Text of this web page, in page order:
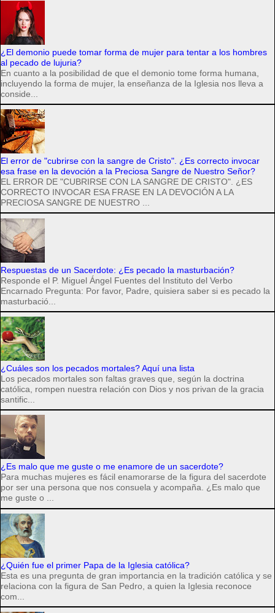
¿El demonio puede tomar forma de mujer para tentar a los hombres
al pecado de lujuria?
En cuanto a la posibilidad de que el demonio tome forma humana,
incluyendo la forma de mujer, la enseñanza de la Iglesia nos lleva a
conside...
El error de "cubrirse con la sangre de Cristo". ¿Es correcto invocar
esa frase en la devoción a la Preciosa Sangre de Nuestro Señor?
EL ERROR DE "CUBRIRSE CON LA SANGRE DE CRISTO". ¿ES
CORRECTO INVOCAR ESA FRASE EN LA DEVOCIÓN A LA
PRECIOSA SANGRE DE NUESTRO ...
Respuestas de un Sacerdote: ¿Es pecado la masturbación?
Responde el P. Miguel Ángel Fuentes del Instituto del Verbo
Encarnado Pregunta: Por favor, Padre, quisiera saber si es pecado la
masturbació...
¿Cuáles son los pecados mortales? Aquí una lista
Los pecados mortales son faltas graves que, según la doctrina
católica, rompen nuestra relación con Dios y nos privan de la gracia
santific...
¿Es malo que me guste o me enamore de un sacerdote?
Para muchas mujeres es fácil enamorarse de la figura del sacerdote
por ser una persona que nos consuela y acompaña. ¿Es malo que
me guste o ...
¿Quién fue el primer Papa de la Iglesia católica?
Esta es una pregunta de gran importancia en la tradición católica y se
relaciona con la figura de San Pedro, a quien la Iglesia reconoce
com...